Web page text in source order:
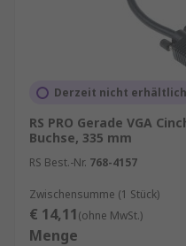
Derzeit nicht erhältlich
RS PRO Gerade VGA
Buchse, 335 mm
RS Best.-Nr. 768-4157
Zwischensumme (1 Stück)
€ 14,11(ohne MwSt.)
Menge